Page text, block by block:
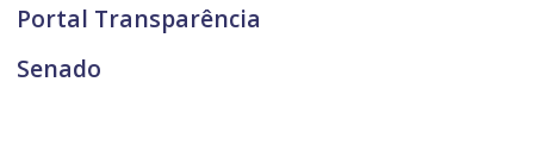
Portal Transparência
Senado